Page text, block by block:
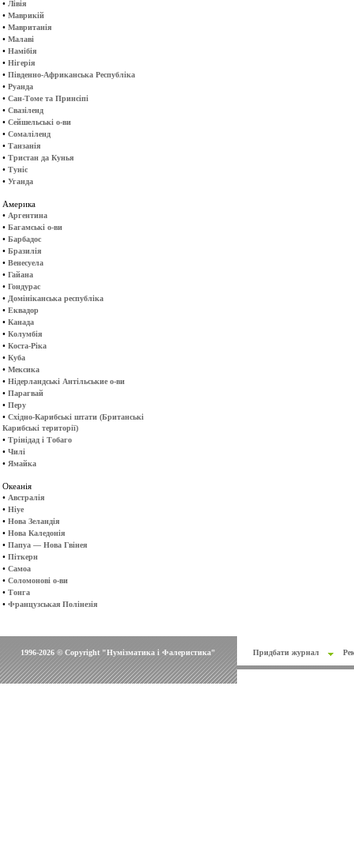
• Лівія
• Маврикій
• Мавританія
• Малаві
• Намібія
• Нігерія
• Південно-Африканська Республіка
• Руанда
• Сан-Томе та Принсіпі
• Свазіленд
• Сейшельські о-ви
• Сомаліленд
• Танзанія
• Тристан да Кунья
• Туніс
• Уганда
Америка
• Аргентина
• Багамські о-ви
• Барбадос
• Бразилія
• Венесуела
• Гайана
• Гондурас
• Домініканська республіка
• Еквадор
• Канада
• Колумбія
• Коста-Ріка
• Куба
• Мексика
• Нідерландські Антільськие о-ви
• Парагвай
• Перу
• Східно-Карибські штати (Британські
Карибські території)
• Трінідад і Тобаго
• Чилі
• Ямайка
Океанія
• Австралія
• Ніуе
• Нова Зеландія
• Нова Каледонія
• Папуа — Нова Гвінея
• Піткерн
• Самоа
• Соломонові о-ви
• Тонга
• Французськая Полінезія
1996-2026 © Copyright "Нумізматика і Фалеристика" Придбати журнал